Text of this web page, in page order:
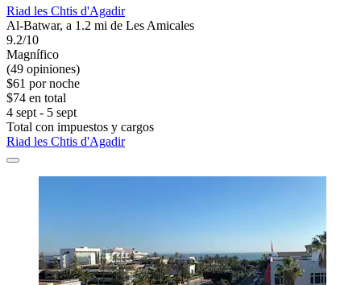
Riad les Chtis d'Agadir
Al-Batwar, a 1.2 mi de Les Amicales
9.2/10
Magnífico
(49 opiniones)
$61 por noche
$74 en total
4 sept - 5 sept
Total con impuestos y cargos
Riad les Chtis d'Agadir